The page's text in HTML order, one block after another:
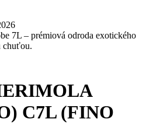
7L – prémiová odroda exotického
chuťou.
C7L (FINO